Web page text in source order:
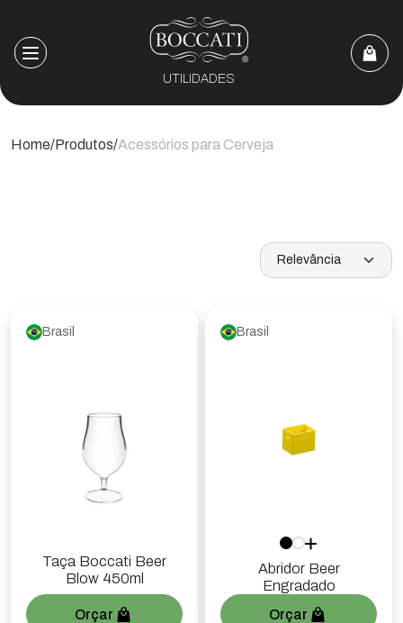
UTILIDADES
Home Produtos Acessórios para Cerveja
Brasil
Taça Boccati Beer
Blow 450ml
Orçar
Brasil
Abridor Beer
Engradado
Orçar